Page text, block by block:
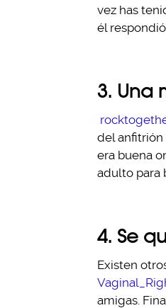
vez has
él
3. Una
del anfitrión
era buena
adulto para
4. Se
Existen
amigas.